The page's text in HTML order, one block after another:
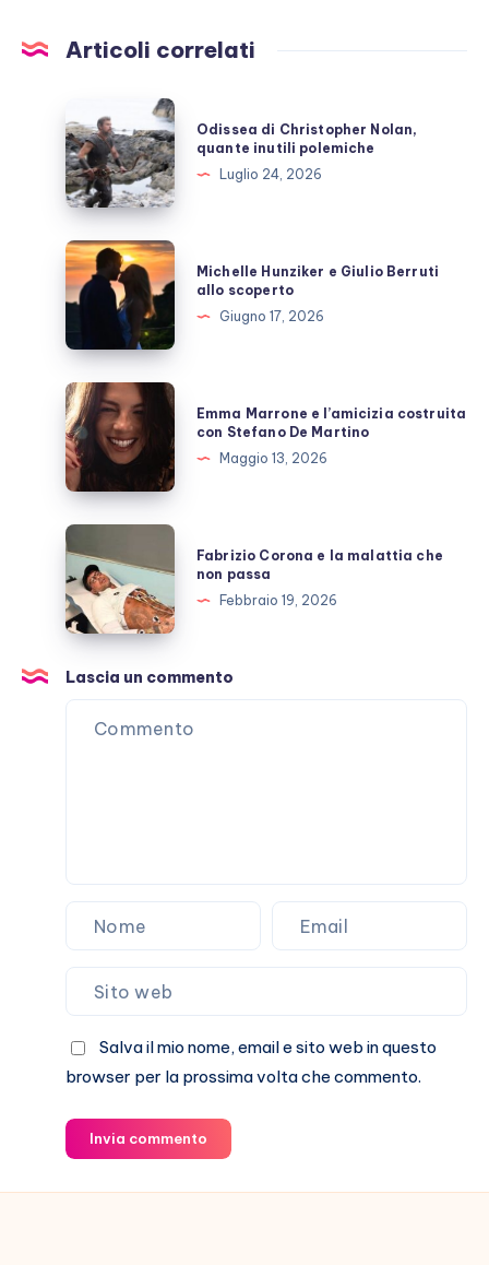
Articoli correlati
di
Christopher
Nolan,
quante
inutili
polemiche
Odissea di Christopher Nolan,
quante inutili polemiche
Luglio 24, 2026
Michelle
Hunziker
e
Berruti
allo
scoperto
Michelle Hunziker e Giulio Berruti
allo scoperto
Giugno 17, 2026
Emma
Marrone
e
l’amicizia
costruita
con
Stefano
De
Martino
Emma Marrone e l’amicizia costruita
con Stefano De Martino
Maggio 13, 2026
Fabrizio
Corona
e
la
malattia
che
non
passa
Fabrizio Corona e la malattia che
non passa
Febbraio 19, 2026
Lascia un commento
Salva il mio nome, email e sito web in questo
browser per la prossima volta che commento.
Invia commento